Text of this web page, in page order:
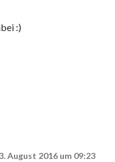
:)
August 2016 um 09:23